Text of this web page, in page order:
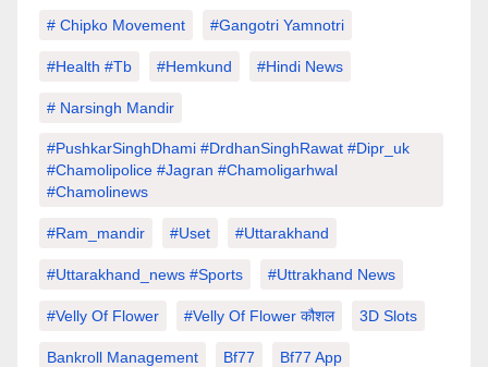
# Chipko Movement #Gangotri Yamnotri
#Health #tb #hemkund #hindi News
# Narsingh Mandir
#PushkarSinghDhami #drdhanSinghRawat #dipr_uk
#chamolipolice #Jagran #chamoligarhwal
#chamolinews
#Ram_mandir #uset #uttarakhand
#Uttarakhand_news #sports #Uttrakhand News
#velly Of Flower #velly Of Flower कौशल 3D Slots
Bankroll Management Bf77 Bf77 App